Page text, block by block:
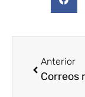
Anterior